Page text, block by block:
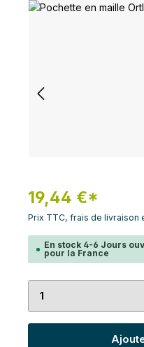
Ignorer la galerie
19,44 €*
Prix TTC, frais de livraison
En stock 4-6 Jours
pour la France
Quantité de